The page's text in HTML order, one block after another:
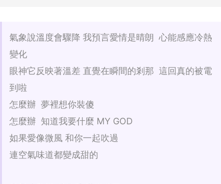
氣象說溫度會驟降 我預言愛情是晴朗 心能感應冷熱
變化
眼神它反映著溫差 直覺在瞬間的剎那 這回真的被電
到啦
怎麼辦 夢裡想你裝傻
怎麼辦 知道我要什麼 MY GOD
如果愛像微風 和你一起吹過
連空氣味道都變成甜的